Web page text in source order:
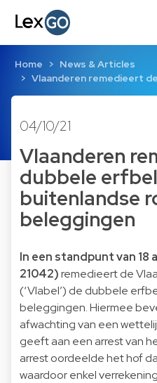
Home
News & Articles
Vlaanderen remedieert
04/10/21
Vlaanderen
dubbele
buitenlandse
beleggingen
In een standpunt van 18
21042)remedieert de
(‘Vlabel’) de dubbele
beleggingen. Hiermee
afwachting van een
geeft aan een arrest van
arrest oordeelde het hof
waardoor enkel